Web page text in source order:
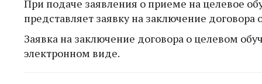
При подаче заявления о приеме на целевое
представляет заявку на заключение
Заявка на заключение договора о целевом
электронном виде.